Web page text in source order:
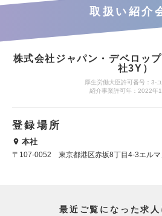
取扱い紹介
株式会社ジャパン・デベロッ
社3Y）
厚生労働大臣許可番号：3-
紹介事業許可年：2022年
登録場所
本社
〒107-0052 東京都港区赤坂8丁目4-3エルマ
最近ご覧になった求人